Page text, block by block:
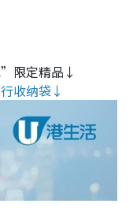
限定精品↓
收纳袋↓